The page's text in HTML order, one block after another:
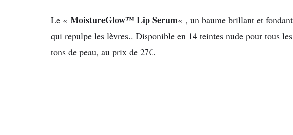
Le « MoistureGlow™ Lip Serum« , un baume brillant et fondant
qui repulpe les lèvres.. Disponible en 14 teintes nude pour tous les
tons de peau, au prix de 27€.